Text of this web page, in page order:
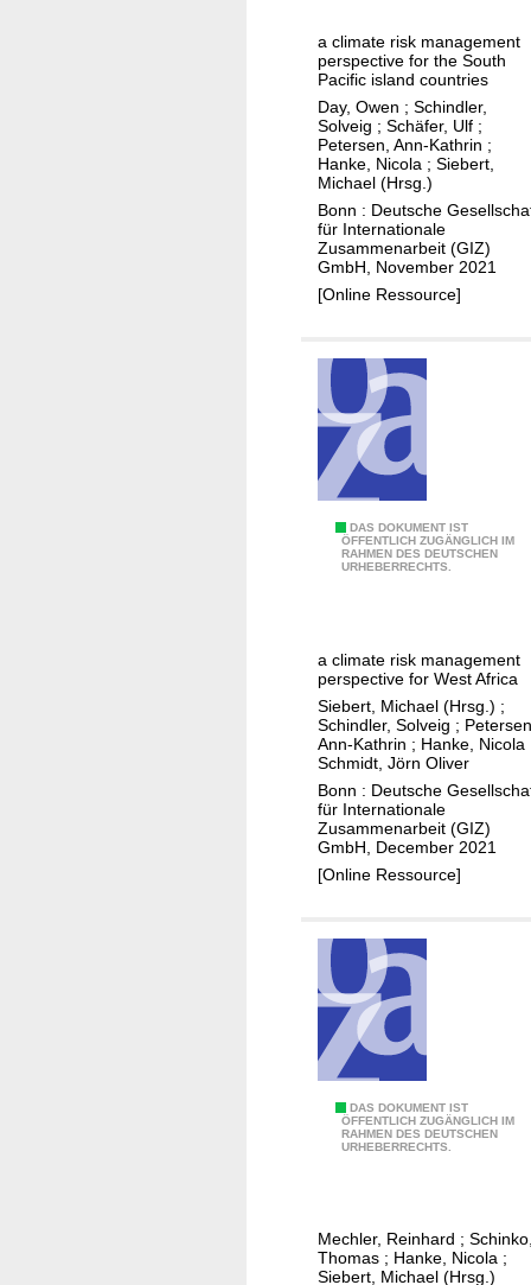
f
i
s
h
e
r
i
e
s
t
e
c
h
a
n
g
e
a
n
s
m
a
l
f
i
s
h
e
r
i
e
s
a climate risk management
perspective for the South
Pacific island countries
Day, Owen ; Schindler,
Solveig ; Schäfer, Ulf ;
Petersen, Ann-Kathrin ;
Hanke, Nicola ; Siebert,
Michael (Hrsg.)
Bonn : Deutsche
für Internationale
Zusammenarbeit (GIZ)
GmbH, November 2021
[Online Ressource]
DAS DOKUMENT IST
ÖFFENTLICH ZUGÄNGLICH IM
RAHMEN DES DEUTSCHEN
URHEBERRECHTS.
t
e
c
h
a
n
g
e
a
d
m
l
l
e
f
a climate risk management
perspective for West Africa
Siebert, Michael (Hrsg.) ;
Schindler, Solveig ;
Ann-Kathrin ; Hanke, Nicola
Schmidt, Jörn Oliver
Bonn : Deutsche
für Internationale
Zusammenarbeit (GIZ)
GmbH, December 2021
[Online Ressource]
DAS DOKUMENT IST
ÖFFENTLICH ZUGÄNGLICH IM
RAHMEN DES DEUTSCHEN
URHEBERRECHTS.
r
a
Mechler, Reinhard ;
Thomas ; Hanke, Nicola ;
Siebert, Michael (Hrsg.)